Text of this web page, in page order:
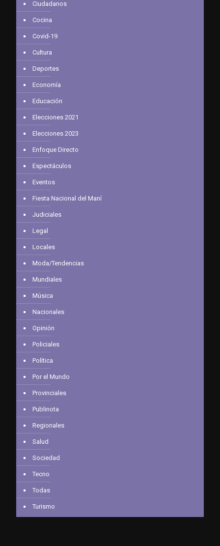
Ciudadanos
Cocina
Covid-19
Cultura
Deportes
Economía
Educación
Elecciones 2021
Elecciones 2023
Enfoque Directo
Espectáculos
Eventos
Fiesta Nacional del Maní
Judiciales
Legal
Locales
Moda/Tendencias
Mundiales
Música
Nacionales
Opinión
Policiales
Política
Por el Mundo
Provinciales
Publinota
Regionales
Salud
Sociedad
Tecno
Todas
Turismo